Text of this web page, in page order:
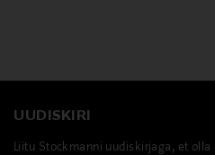
UUDISKIRI
Liitu Stockmanni uudiskirjaga, et